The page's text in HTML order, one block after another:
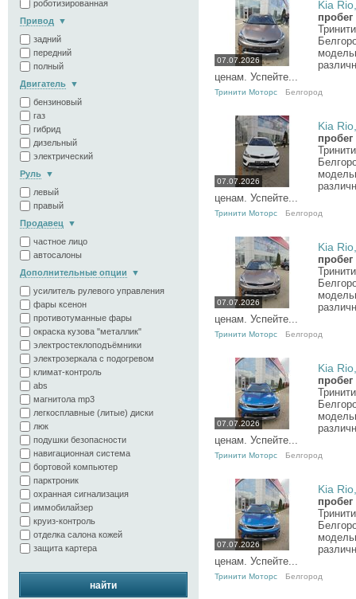
роботизированная
Привод
задний
передний
полный
Двигатель
бензиновый
газ
гибрид
дизельный
электрический
Руль
левый
правый
Продавец
частное лицо
автосалоны
Дополнительные опции
усилитель рулевого управления
фары ксенон
противотуманные фары
окраска кузова "металлик"
электростеклоподъёмники
электрозеркала с подогревом
климат-контроль
abs
магнитола mp3
легкосплавные (литые) диски
люк
подушки безопасности
навигационная система
бортовой компьютер
парктроник
охранная сигнализация
иммобилайзер
круиз-контроль
отделка салона кожей
защита картера
найти
07.07.2026
Kia
ценам. Успейте...
Тринити Моторс Белгород
07.07.2026
Kia
ценам. Успейте...
Тринити Моторс Белгород
07.07.2026
Kia
ценам. Успейте...
Тринити Моторс Белгород
07.07.2026
Kia
ценам. Успейте...
Тринити Моторс Белгород
07.07.2026
Kia
ценам. Успейте...
Тринити Моторс Белгород